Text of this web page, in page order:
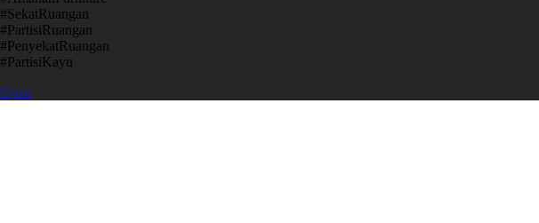
​#SekatRuangan
​#PartisiRuangan
​#PenyekatRuangan
​#PartisiKayu
Open